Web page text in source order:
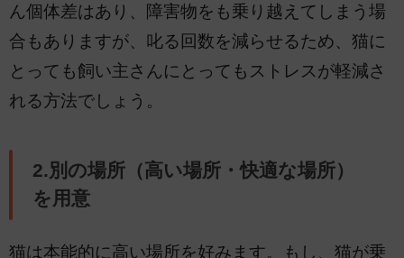
ん個体差はあり、障害物をも乗り越えてしまう場
合もありますが、叱る回数を減らせるため、猫に
とっても飼い主さんにとってもストレスが軽減さ
れる方法でしょう。
2.別の場所（高い場所・快適な場所）
を用意
猫は本能的に高い場所を好みます。もし、猫が乗